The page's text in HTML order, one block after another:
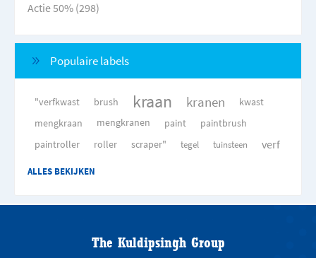
Actie 50% (298)
Populaire labels
"verfkwast brush kraan kranen
kwast
mengkraan
mengkranen paint
paintbrush
paintroller
roller scraper" tegel tuinsteen verf
ALLES BEKIJKEN
The Kuldipsingh Group